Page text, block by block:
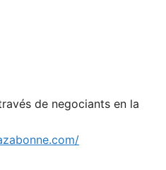
de negociants en la